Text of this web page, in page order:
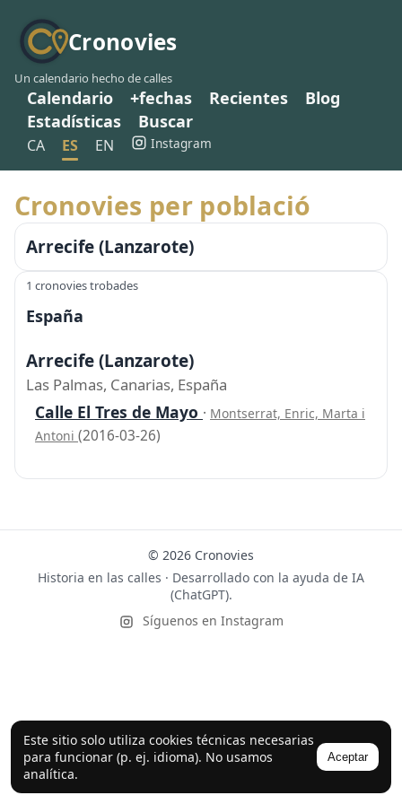
Cronovies
Un calendario hecho de calles
Calendario +fechas Recientes
Blog
Estadísticas
Buscar
CA ES EN Instagram
Este sitio solo utiliza cookies técnicas necesarias
para funcionar (p. ej. idioma). No usamos
analítica.
Aceptar
Cronovies per població
Arrecife (Lanzarote)
1 cronovies trobades
España
Arrecife (Lanzarote)
Las Palmas, Canarias, España
Calle El Tres de Mayo · Montserrat, Enric, Marta i
Antoni (2016-03-26)
© 2026 Cronovies
Historia en las calles · Desarrollado con la ayuda de IA
(ChatGPT).
Síguenos en Instagram